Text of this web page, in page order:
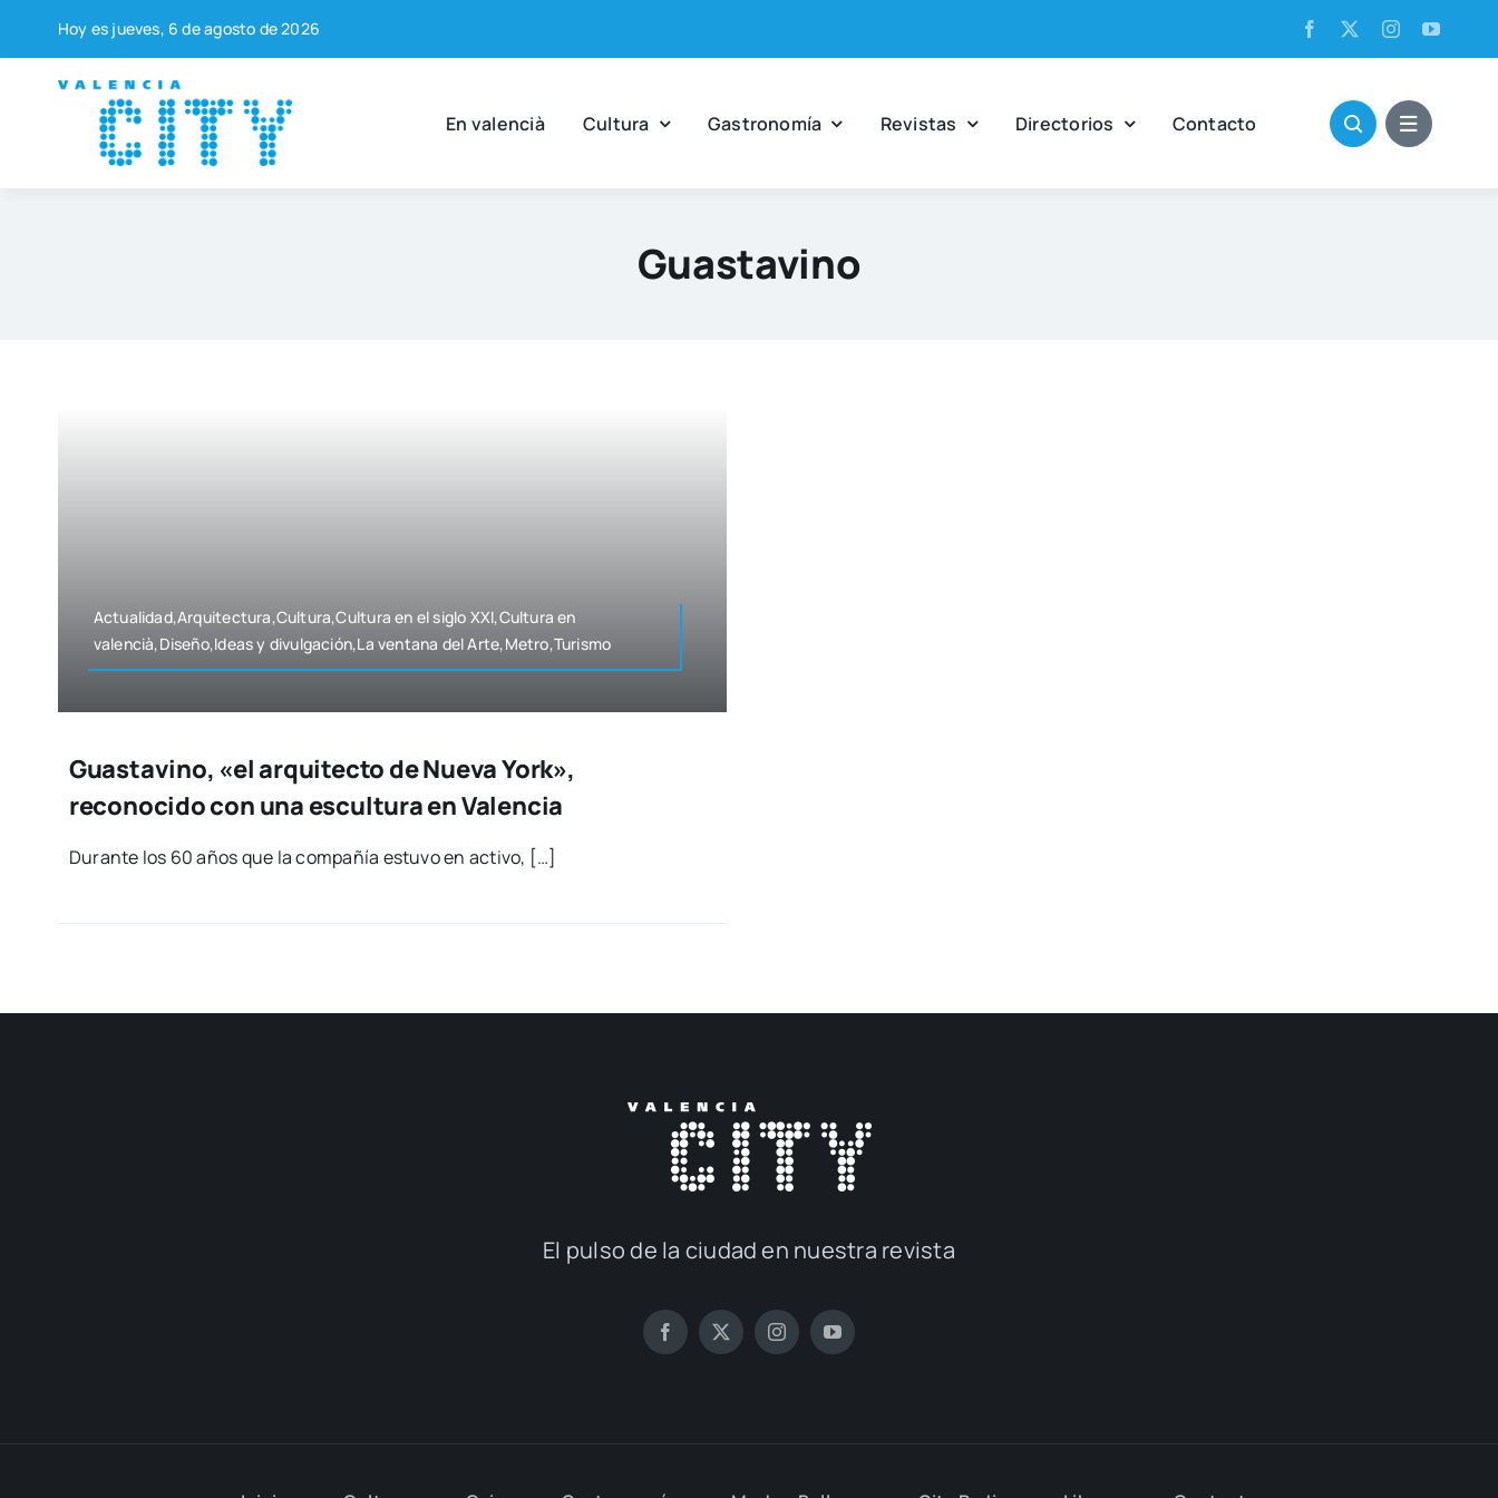
contenido
Hoy es jue­ves, 6 de agos­to de 2026
En valen­cià Cul­tu­ra Gas­tro­no­mía Revis­tas Direc­to­rios Con­tac­to
Guastavino
Actualidad,Arquitectura,Cultura,Cultura en el siglo XXI,Cultura en
valencià,Diseño,Ideas y divulgación,La ven­ta­na del Arte,Metro,Turismo
Guastavino, «el arquitecto de Nueva York»,
reconocido con una escultura en Valencia
Duran­te los 60 años que la com­pa­ñía estu­vo en acti­vo, […]
El pul­so de la ciu­dad en nues­tra revis­ta